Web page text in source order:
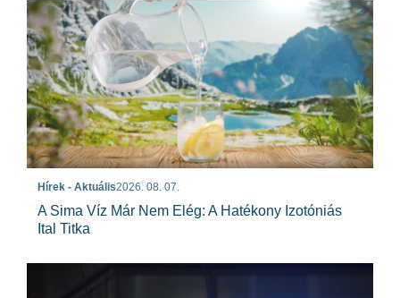
Hírek - Aktuális2026. 08. 07.
A Sima Víz Már Nem Elég: A Hatékony Izotóniás
Ital Titka